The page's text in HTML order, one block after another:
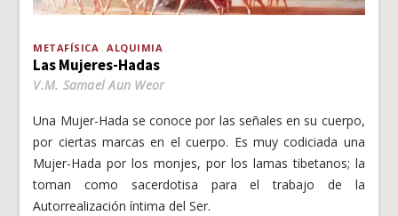
METAFÍSICA ALQUIMIA
Las Mujeres-Hadas
V.M. Samael Aun Weor
Una Mujer-Hada se conoce por las señales en su cuerpo,
por ciertas marcas en el cuerpo. Es muy codiciada una
Mujer-Hada por los monjes, por los lamas tibetanos; la
toman como sacerdotisa para el trabajo de la
Autorrealización íntima del Ser.